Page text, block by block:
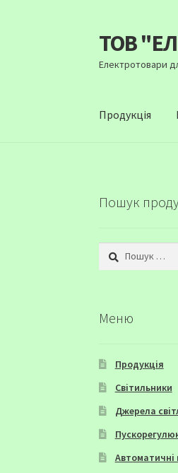
Перейти
до
навігації
Перейти
до
вмісту
ТОВ
Електротовари
Продукція
Пошук
Пошук:
Меню
Продукція
Світильники
Джерела
Автоматичні